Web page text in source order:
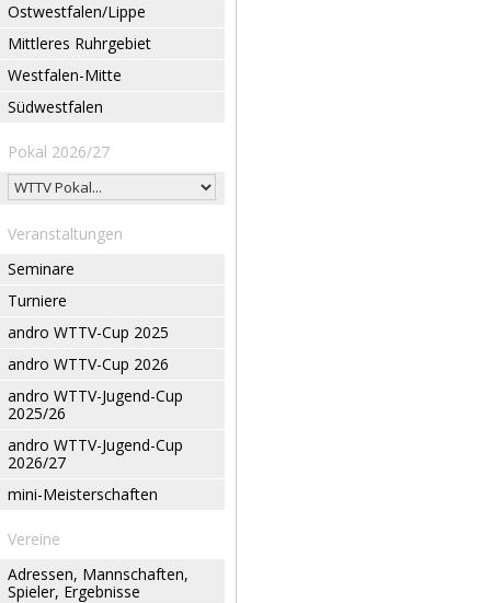
Ostwestfalen/Lippe
Mittleres Ruhrgebiet
Westfalen-Mitte
Südwestfalen
Pokal 2026/27
Veranstaltungen
Seminare
Turniere
andro WTTV-Cup 2025
andro WTTV-Cup 2026
andro WTTV-Jugend-Cup
2025/26
andro WTTV-Jugend-Cup
2026/27
mini-Meisterschaften
Vereine
Adressen, Mannschaften,
Spieler, Ergebnisse